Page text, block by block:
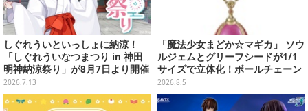
しぐれういといっしょに納涼！
「しぐれういなつまつり in 神田
明神納涼祭り」が8月7日より開催
決定
2026.7.13
「魔法少女まどか☆マギカ」 ソウ
ルジェムとグリーフシードが1/1
サイズで立体化！ボールチェーン
を外せばフィギュアとして飾れる
ガシャポン全6種
2026.8.5